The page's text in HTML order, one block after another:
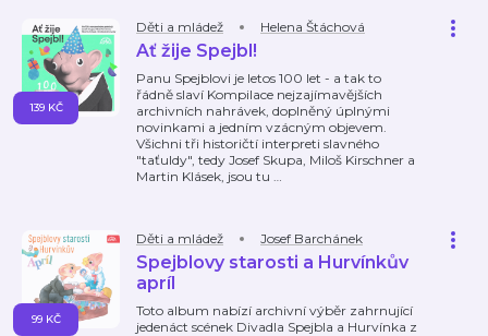
Děti a mládež Helena Štáchová
Ať žije Spejbl!
Panu Spejblovi je letos 100 let - a tak to
řádně slaví Kompilace nejzajímavějších
archivních nahrávek, doplněný úplnými
novinkami a jedním vzácným objevem.
Všichni tři historičtí interpreti slavného
"taťuldy", tedy Josef Skupa, Miloš Kirschner a
Martin Klásek, jsou tu …
139 KČ
Děti a mládež Josef Barchánek
Spejblovy starosti a Hurvínkův
apríl
Toto album nabízí archivní výběr zahrnující
jedenáct scének Divadla Spejbla a Hurvínka z
99 KČ